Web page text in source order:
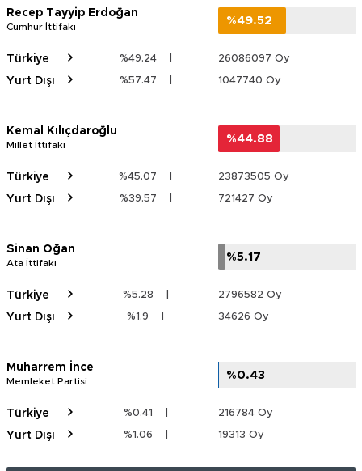
Recep Tayyip Erdoğan
Cumhur İttifakı %49.52
%49.52
Türkiye %49.24 26086097 Oy
Yurt Dışı %57.47 1047740 Oy
Kemal Kılıçdaroğlu
Millet İttifakı %44.88
%44.88
Türkiye %45.07 23873505 Oy
Yurt Dışı %39.57 721427 Oy
Sinan Oğan
Ata İttifakı %5.17
%5.17
Türkiye %5.28 2796582 Oy
Yurt Dışı %1.9 34626 Oy
Muharrem İnce
Memleket Partisi %0.43
%0.43
Türkiye %0.41 216784 Oy
Yurt Dışı %1.06 19313 Oy